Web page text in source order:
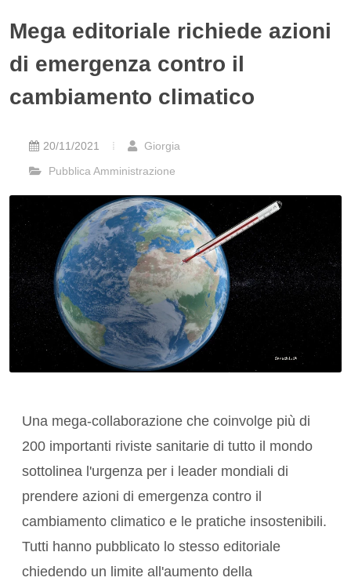
Mega editoriale richiede azioni
di emergenza contro il
cambiamento climatico
20/11/2021
Giorgia
Pubblica Amministrazione
Una mega-collaborazione che coinvolge più di
200 importanti riviste sanitarie di tutto il mondo
sottolinea l'urgenza per i leader mondiali di
prendere azioni di emergenza contro il
cambiamento climatico e le pratiche insostenibili.
Tutti hanno pubblicato lo stesso editoriale
chiedendo un limite all'aumento della